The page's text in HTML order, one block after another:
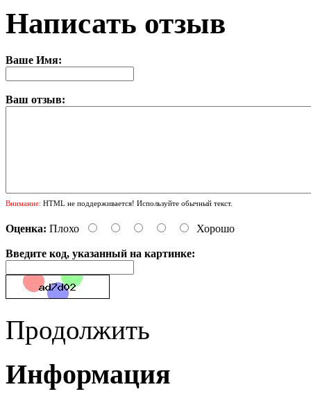
Написать отзыв
Ваше Имя:
Ваш отзыв:
Внимание: HTML не поддерживается! Используйте обычный текст.
Оценка: Плохо Хорошо
Введите код, указанный на картинке:
Продолжить
Информация